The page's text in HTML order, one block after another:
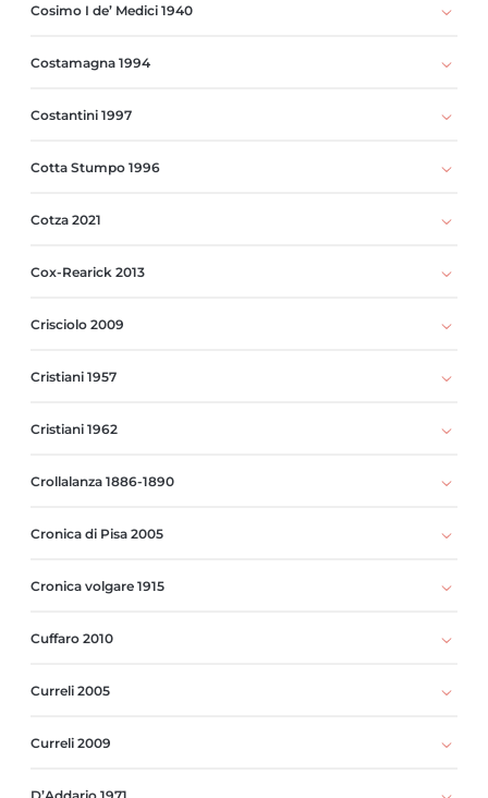
Cosimo I de’ Medici 1940
Costamagna 1994
Costantini 1997
Cotta Stumpo 1996
Cotza 2021
Cox-Rearick 2013
Crisciolo 2009
Cristiani 1957
Cristiani 1962
Crollalanza 1886-1890
Cronica di Pisa 2005
Cronica volgare 1915
Cuffaro 2010
Curreli 2005
Curreli 2009